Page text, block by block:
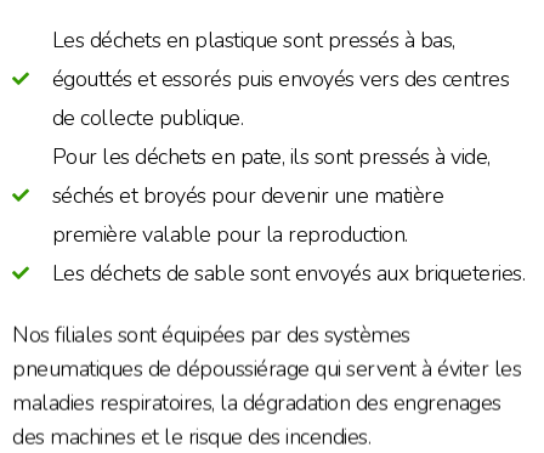
Les déchets en plastique sont pressés à bas,
égouttés et essorés puis envoyés vers des centres
de collecte publique.
Pour les déchets en pate, ils sont pressés à vide,
séchés et broyés pour devenir une matière
première valable pour la reproduction.
Les déchets de sable sont envoyés aux briqueteries.
Nos filiales sont équipées par des systèmes
pneumatiques de dépoussiérage qui servent à éviter les
maladies respiratoires, la dégradation des engrenages
des machines et le risque des incendies.